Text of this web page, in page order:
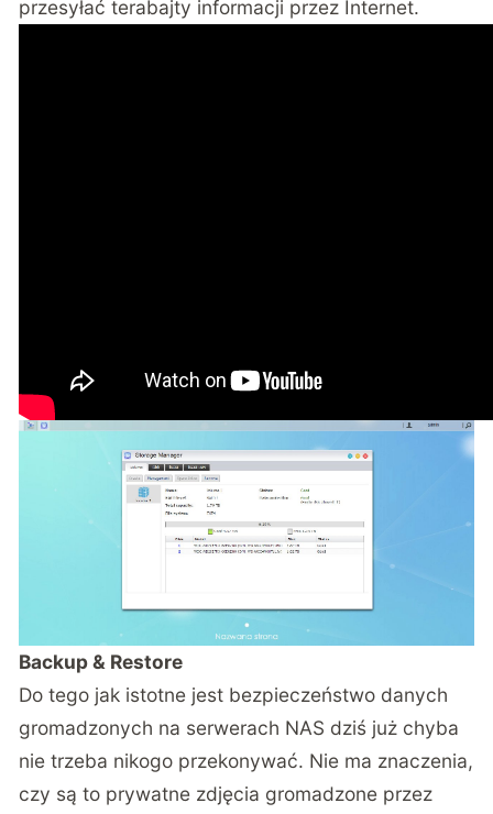
przesyłać terabajty informacji przez Internet.
Backup & Restore
Do tego jak istotne jest bezpieczeństwo danych
gromadzonych na serwerach NAS dziś już chyba
nie trzeba nikogo przekonywać. Nie ma znaczenia,
czy są to prywatne zdjęcia gromadzone przez